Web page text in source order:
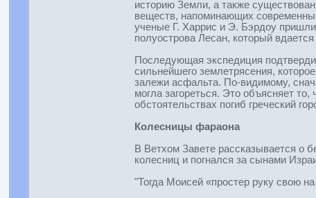
историю Земли, а также
веществ, напоминающих
ученые Г. Харрис и Э. Бэрдоу
полуострова Лесан, который
Последующая экспедиция
сильнейшего землетрясения,
залежи асфальта. По-видимому,
могла загореться. Это объясняет
обстоятельствах погиб греческий
Колесницы фараона
В Ветхом Завете рассказывается о
колесниц и погнался за сынами
"Тогда Моисей «простер руку свою